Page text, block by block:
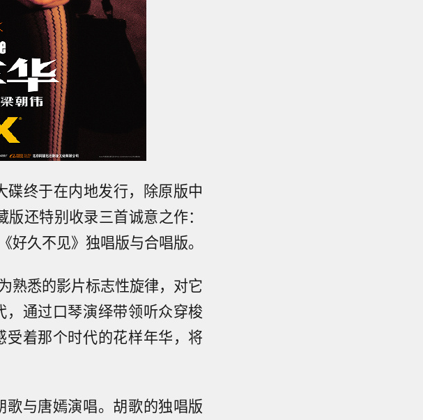
终于在内地发行，除原版中
还特别收录三首诚意之作：
好久不见》独唱版与合唱版。
熟悉的影片标志性旋律，对它
通过口琴演绎带领听众穿梭
着那个时代的花样年华，将
歌与唐嫣演唱。胡歌的独唱版